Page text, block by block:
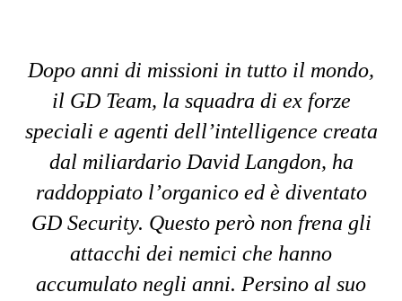
Dopo anni di missioni in tutto il mondo,
il GD Team, la squadra di ex forze
speciali e agenti dell’intelligence creata
dal miliardario David Langdon, ha
raddoppiato l’organico ed è diventato
GD Security. Questo però non frena gli
attacchi dei nemici che hanno
accumulato negli anni. Persino al suo